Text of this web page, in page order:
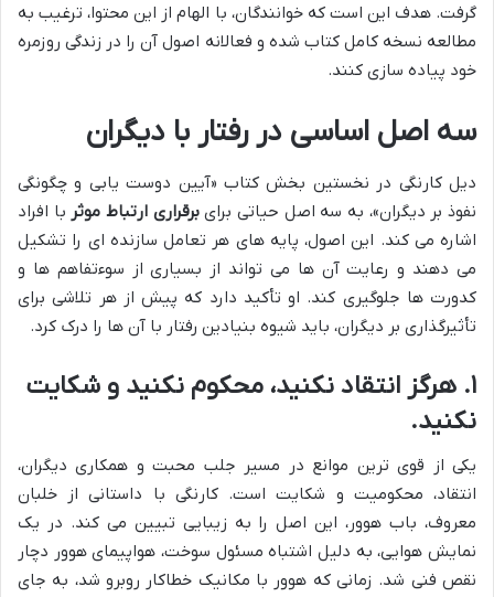
گرفت. هدف این است که خوانندگان، با الهام از این محتوا، ترغیب به
مطالعه نسخه کامل کتاب شده و فعالانه اصول آن را در زندگی روزمره
خود پیاده سازی کنند.
سه اصل اساسی در رفتار با دیگران
دیل کارنگی در نخستین بخش کتاب «آیین دوست یابی و چگونگی
نفوذ بر دیگران»، به سه اصل حیاتی برایبرقراری ارتباط موثر با افراد
اشاره می کند. این اصول، پایه های هر تعامل سازنده ای را تشکیل
می دهند و رعایت آن ها می تواند از بسیاری از سوءتفاهم ها و
کدورت ها جلوگیری کند. او تأکید دارد که پیش از هر تلاشی برای
تأثیرگذاری بر دیگران، باید شیوه بنیادین رفتار با آن ها را درک کرد.
۱. هرگز انتقاد نکنید، محکوم نکنید و شکایت
نکنید.
یکی از قوی ترین موانع در مسیر جلب محبت و همکاری دیگران،
انتقاد، محکومیت و شکایت است. کارنگی با داستانی از خلبان
معروف، باب هوور، این اصل را به زیبایی تبیین می کند. در یک
نمایش هوایی، به دلیل اشتباه مسئول سوخت، هواپیمای هوور دچار
نقص فنی شد. زمانی که هوور با مکانیک خطاکار روبرو شد، به جای